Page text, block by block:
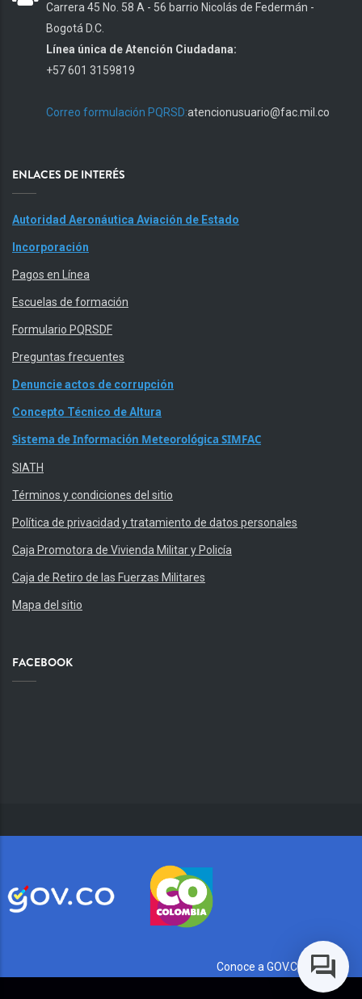
Carrera 45 No. 58 A - 56 barrio Nicolás de Federmán -
Bogotá D.C.
Línea única de Atención Ciudadana:
+57 601 3159819
Correo formulación PQRSD:atencionusuario@fac.mil.co
ENLACES DE INTERÉS
Autoridad Aeronáutica Aviación de Estado
Incorporación
Pagos en Línea
Escuelas de formación
Formulario PQRSDF
Preguntas frecuentes
Denuncie actos de corrupción
Concepto Técnico de Altura
Sistema de Información Meteorológica SIMFAC
SIATH
Términos y condiciones del sitio
Política de privacidad y tratamiento de datos personales
Caja Promotora de Vivienda Militar y Policía
Caja de Retiro de las Fuerzas Militares
Mapa del sitio
FACEBOOK
Conoce a GOV.CO aquí